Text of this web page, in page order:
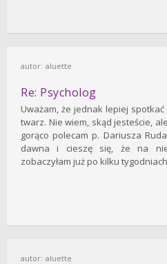
autor: aluette
Re: Psycholog
Uważam, że jednak lepiej
twarz. Nie wiem, skąd jesteście,
gorąco polecam p. Dariusza
dawna i cieszę się, że na
zobaczyłam już po kilku
autor: aluette